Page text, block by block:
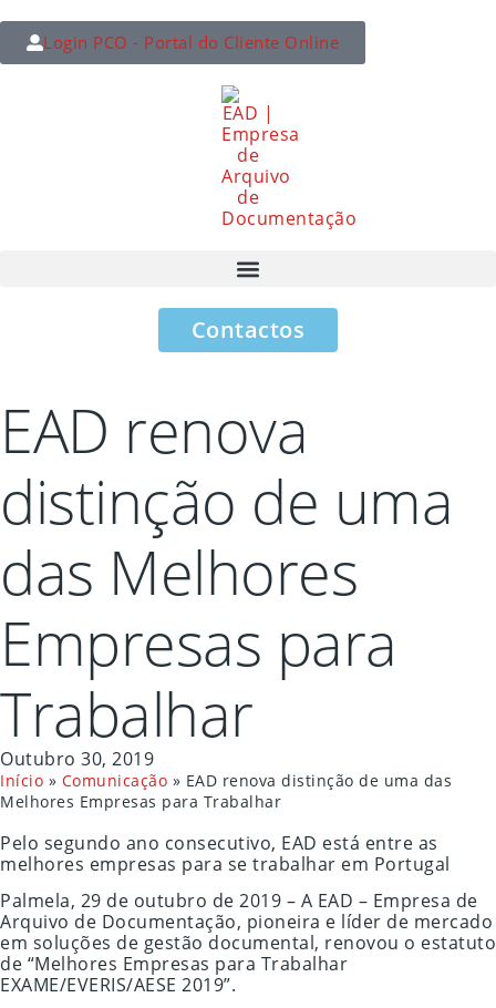
Login PCO - Portal do Cliente Online
Contactos
EAD renova
distinção de uma
das Melhores
Empresas para
Trabalhar
Outubro 30, 2019
Início » Comunicação » EAD renova distinção de uma das
Melhores Empresas para Trabalhar
Pelo segundo ano consecutivo, EAD está entre as
melhores empresas para se trabalhar em Portugal
Palmela, 29 de outubro de 2019 – A EAD – Empresa de
Arquivo de Documentação, pioneira e líder de mercado
em soluções de gestão documental, renovou o estatuto
de “Melhores Empresas para Trabalhar
EXAME/EVERIS/AESE 2019”.